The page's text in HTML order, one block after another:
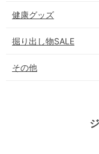
健康グッズ
掘り出し物SALE
その他